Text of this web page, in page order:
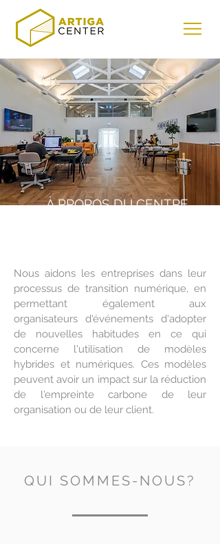
À PROPOS DU CENTRE
Nous aidons les entreprises dans leur
processus de transition numérique, en
permettant également aux
organisateurs d'événements d'adopter
de nouvelles habitudes en ce qui
concerne l'utilisation de modèles
hybrides et numériques. Ces modèles
peuvent avoir un impact sur la réduction
de l'empreinte carbone de leur
organisation ou de leur client.
QUI SOMMES-NOUS?